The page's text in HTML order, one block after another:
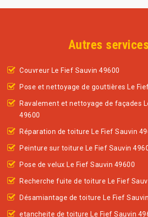
Autres services
Couvreur Le Fief Sauvin 49600
Pose et nettoyage de gouttières Le
Ravalement et nettoyage de façades
49600
Réparation de toiture Le Fief Sauvin
Peinture sur toiture Le Fief Sauvin
Pose de velux Le Fief Sauvin 49600
Recherche fuite de toiture Le Fief
Désamiantage de toiture Le Fief
etancheite de toiture Le Fief Sauvin